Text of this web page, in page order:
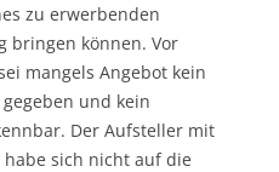
zu erwerbenden
bringen können. Vor
mangels Angebot kein
und kein
Der Aufsteller mit
sich nicht auf die